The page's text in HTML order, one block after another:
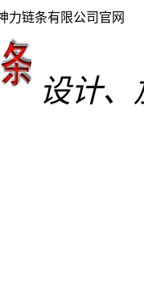
力链条有限公司官网
设计